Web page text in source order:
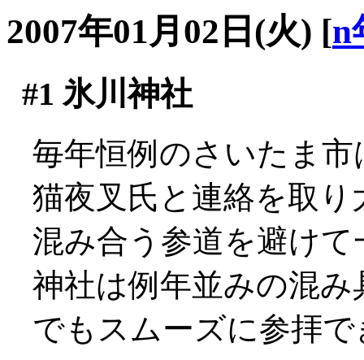
2007年01月02日(火) [n
#1 氷川神社
毎年恒例のさいたま
猫夜叉氏と連絡を取り
混み合う参道を避け
神社は例年並みの混
でもスムーズに参拝